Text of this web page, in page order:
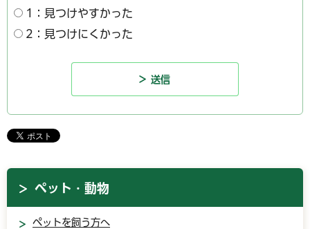
1：見つけやすかった
2：見つけにくかった
ペット・動物
ペットを飼う方へ